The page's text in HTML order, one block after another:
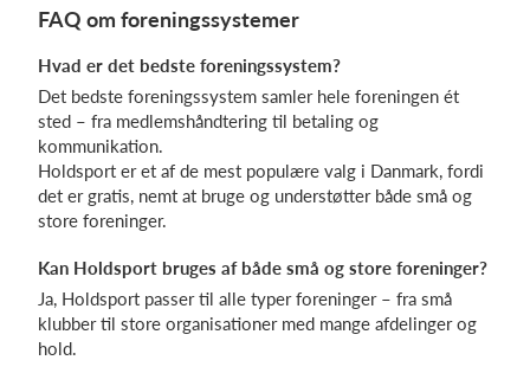
FAQ om foreningssystemer
Hvad er det bedste foreningssystem?
Det bedste foreningssystem samler hele foreningen ét
sted – fra medlemshåndtering til betaling og
kommunikation.
Holdsport er et af de mest populære valg i Danmark, fordi
det er gratis, nemt at bruge og understøtter både små og
store foreninger.
Kan Holdsport bruges af både små og store foreninger?
Ja, Holdsport passer til alle typer foreninger – fra små
klubber til store organisationer med mange afdelinger og
hold.